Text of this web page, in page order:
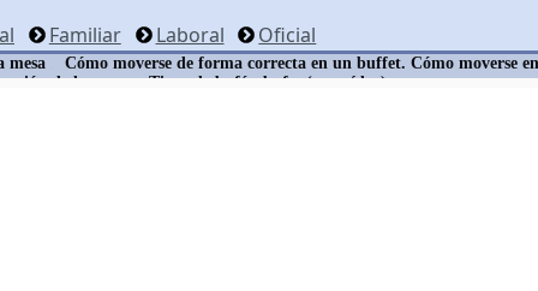
Familiar Laboral Oficial
mesa
Cómo moverse de forma correcta en un buffet. Cómo moverse
de las mesas. Tipos de bufé - bufet (con vídeo)